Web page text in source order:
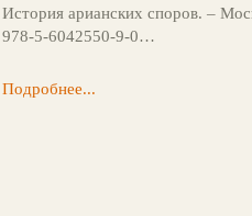
История арианских споров. –
978-5-6042550-9-0…
Подробнее...